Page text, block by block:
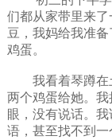
们都从家带里来
豆，我妈给我准
鸡蛋。
我看着琴蹲在
两个鸡蛋给她。
眼，没有说话。
语，甚至找不到